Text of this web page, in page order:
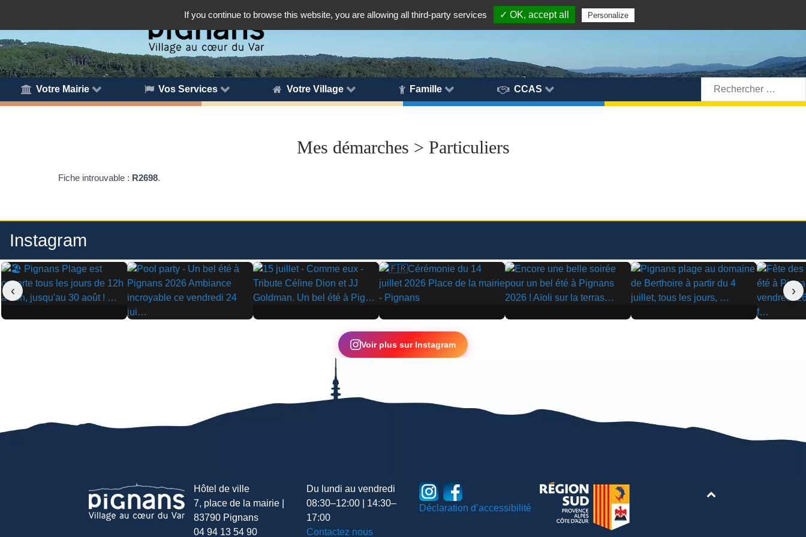
Votre Mairie Vos Services Votre Village Famille CCAS
Rechercher:
Mes démarches > Particuliers
Fiche introuvable : R2698.
Instagram
▶
▶
▶ ▶ ▶ ▶
▶
‹ ›
Voir plus sur Instagram
Hôtel de ville
7, place de la mairie |
83790 Pignans
04 94 13 54 90
Du lundi au vendredi
08:30–12:00 | 14:30–
17:00
Contactez nous
Déclaration d’accessibilité
If you continue to browse this website, you are allowing all third-party services ✓ OK, accept all Personalize